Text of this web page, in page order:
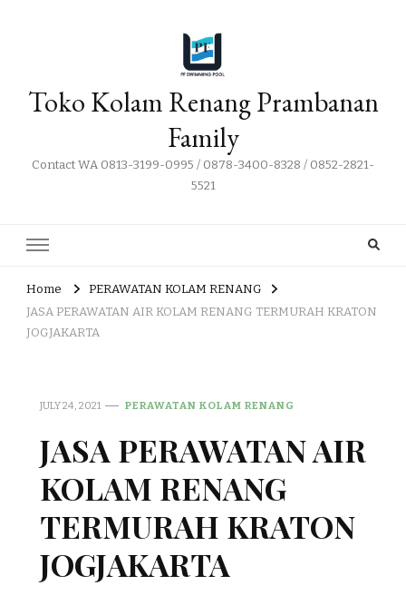
Toko Kolam Renang Prambanan
Family
Contact WA 0813-3199-0995 / 0878-3400-8328 / 0852-2821-
5521
Home
PERAWATAN KOLAM RENANG
JASA PERAWATAN AIR KOLAM RENANG TERMURAH KRATON
JOGJAKARTA
JULY 24, 2021 PERAWATAN KOLAM RENANG
JASA PERAWATAN AIR
KOLAM RENANG
TERMURAH KRATON
JOGJAKARTA